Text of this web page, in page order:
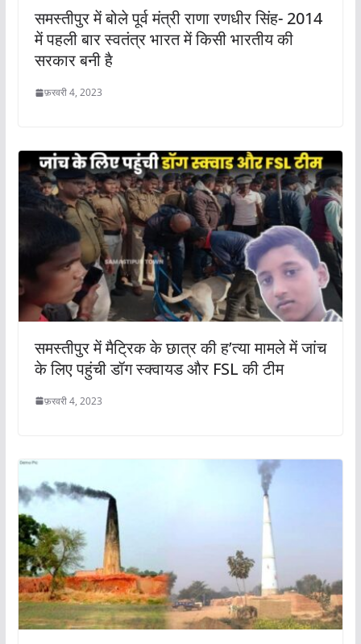
समस्तीपुर में बोले पूर्व मंत्री राणा रणधीर सिंह- 2014
में पहली बार स्वतंत्र भारत में किसी भारतीय की
सरकार बनी है
फ़रवरी 4, 2023
समस्तीपुर में मैट्रिक के छात्र की ह’त्या मामले में जांच
के लिए पहुंची डॉग स्क्वायड और FSL की टीम
फ़रवरी 4, 2023